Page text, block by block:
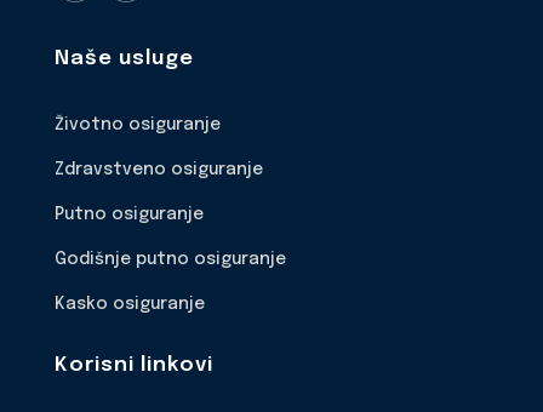
Naše usluge
Životno osiguranje
Zdravstveno osiguranje
Putno osiguranje
Godišnje putno osiguranje
Kasko osiguranje
Korisni linkovi